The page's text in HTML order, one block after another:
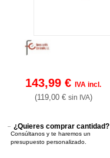
143,99 €IVA incl.
(119,00 € sin IVA)
¿Quieres comprar cantidad?
Consúltanos y te haremos un
presupuesto personalizado.